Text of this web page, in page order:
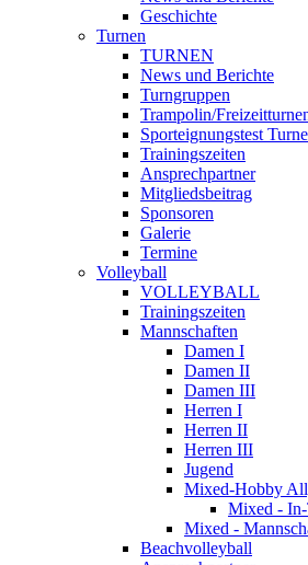
Geschichte
Turnen
TURNEN
News und Berichte
Turngruppen
Trampolin/
Sporteignungstest
Trainingszeiten
Ansprechpartner
Mitgliedsbeitrag
Sponsoren
Galerie
Termine
Volleyball
VOLLEYBALL
Trainingszeiten
Mannschaften
Damen I
Damen II
Damen III
Herren I
Herren II
Herren III
Jugend
Mixed-Hobby
Mixed -
Mixed -
Beachvolleyball